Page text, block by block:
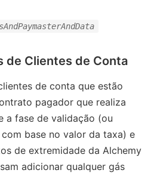
de Clientes de Conta
de conta que estão
pagador que realiza
a fase de validação (ou
base no valor da taxa) e
de extremidade da Alchemy
adicionar qualquer gás